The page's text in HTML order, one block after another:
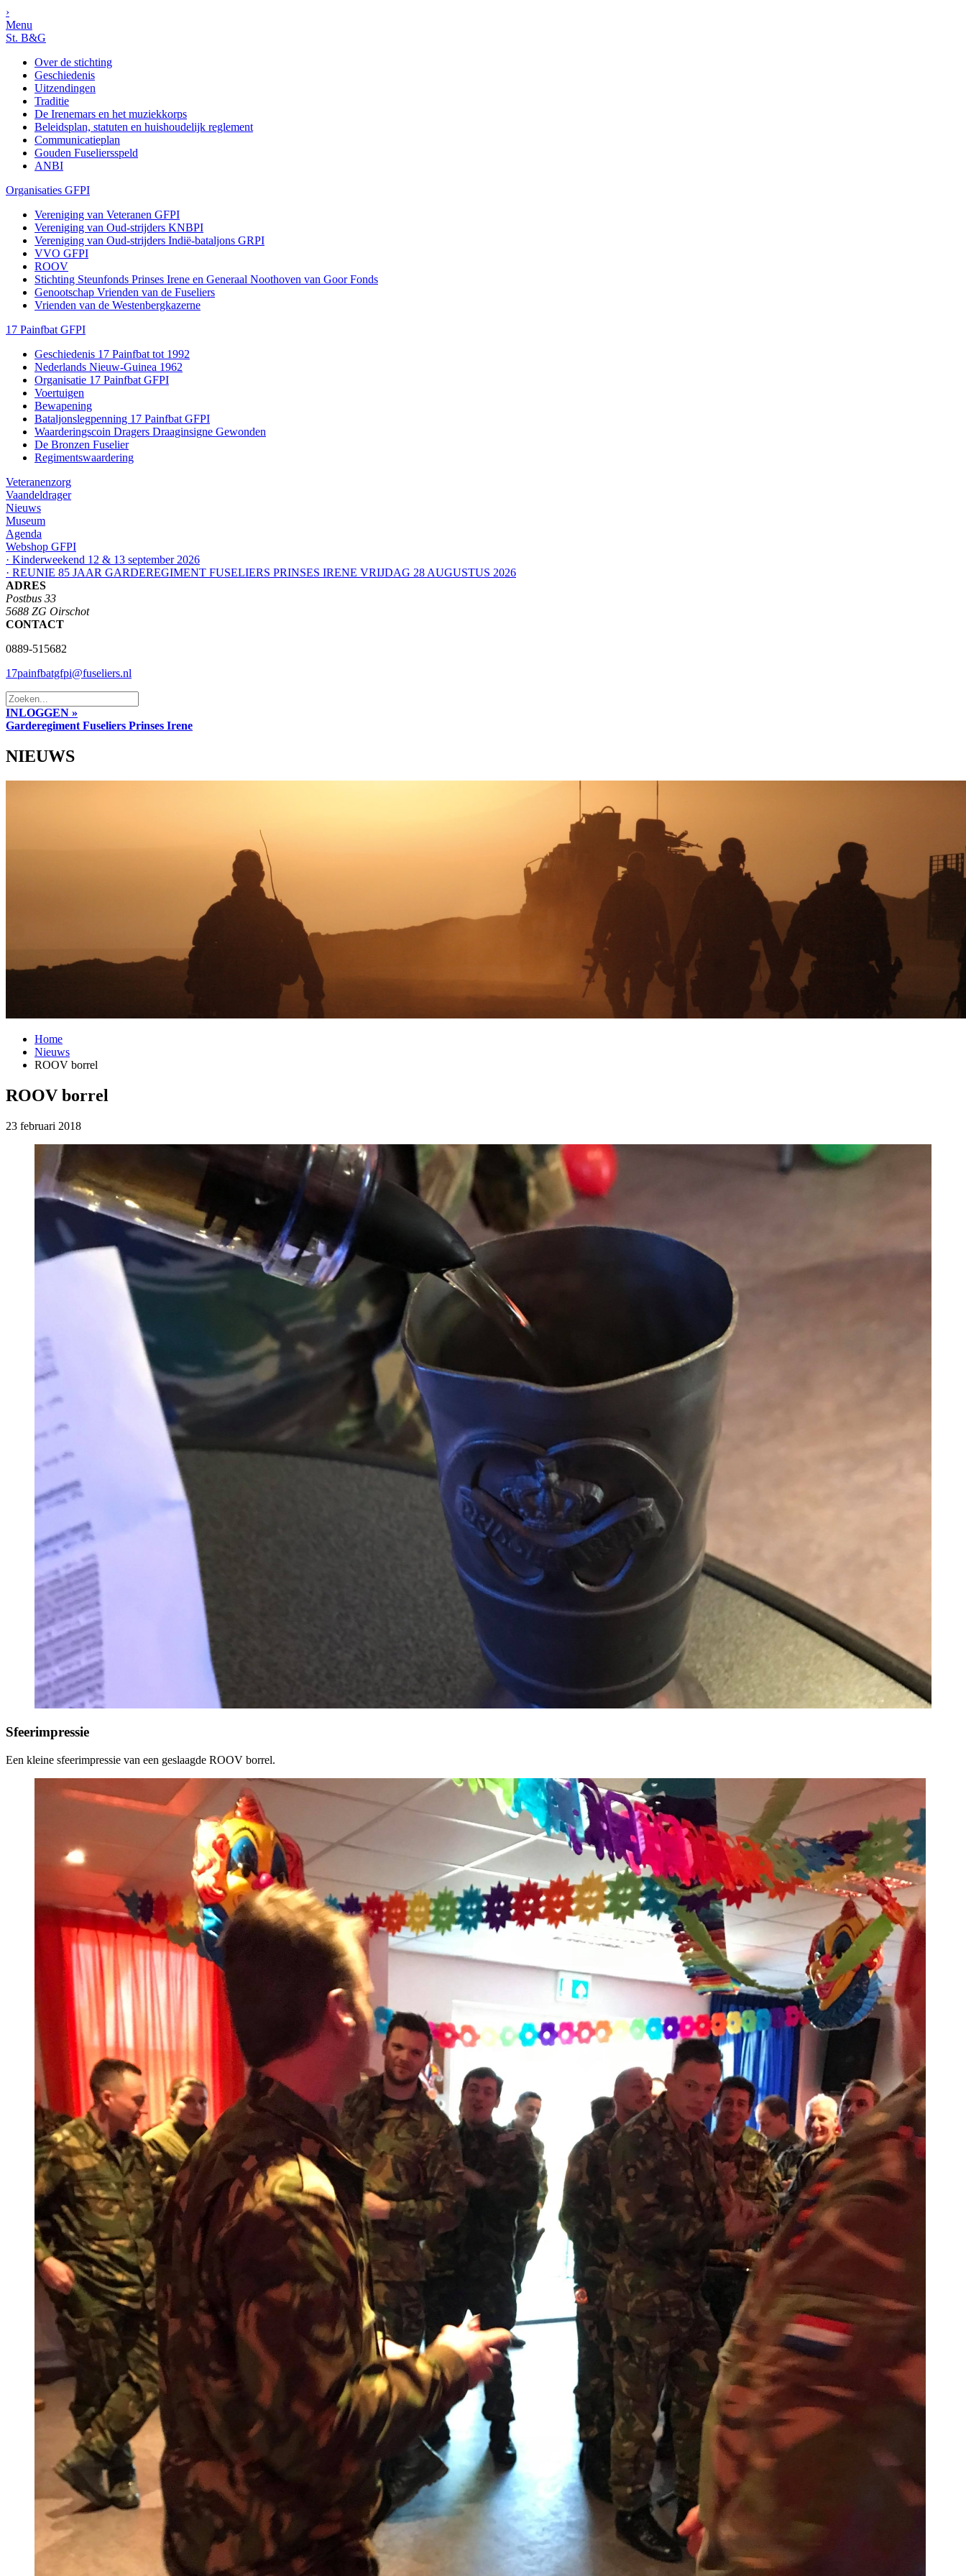
›
Menu
St. B&G
Over de stichting
Geschiedenis
Uitzendingen
Traditie
De Irenemars en het muziekkorps
Beleidsplan, statuten en huishoudelijk reglement
Communicatieplan
Gouden Fuseliersspeld
ANBI
Organisaties GFPI
Vereniging van Veteranen GFPI
Vereniging van Oud-strijders KNBPI
Vereniging van Oud-strijders Indië-bataljons GRPI
VVO GFPI
ROOV
Stichting Steunfonds Prinses Irene en Generaal Noothoven van Goor Fonds
Genootschap Vrienden van de Fuseliers
Vrienden van de Westenbergkazerne
17 Painfbat GFPI
Geschiedenis 17 Painfbat tot 1992
Nederlands Nieuw-Guinea 1962
Organisatie 17 Painfbat GFPI
Voertuigen
Bewapening
Bataljonslegpenning 17 Painfbat GFPI
Waarderingscoin Dragers Draaginsigne Gewonden
De Bronzen Fuselier
Regimentswaardering
Veteranenzorg
Vaandeldrager
Nieuws
Museum
Agenda
Webshop GFPI
· Kinderweekend 12 & 13 september 2026
· REUNIE 85 JAAR GARDEREGIMENT FUSELIERS PRINSES IRENE VRIJDAG 28 AUGUSTUS 2026
ADRES
Postbus 33
5688 ZG Oirschot
CONTACT
0889-515682
17painfbatgfpi@fuseliers.nl
INLOGGEN »
Garderegiment Fuseliers Prinses Irene
NIEUWS
Home
Nieuws
ROOV borrel
ROOV borrel
23 februari 2018
Sfeerimpressie
Een kleine sfeerimpressie van een geslaagde ROOV borrel.